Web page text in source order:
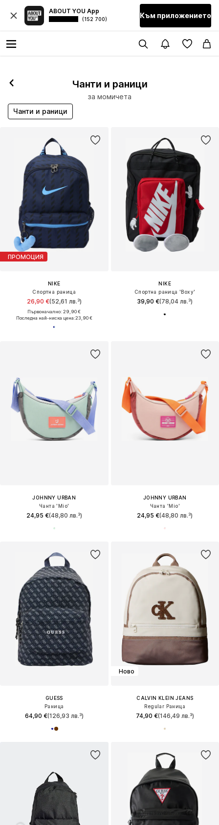
ABOUT YOU App
(152 700) Към приложението
Чанти и раници
за момичета
Чанти и раници
ПРОМОЦИЯ
NIKE
Спортна раница
26,90 €(52,61 лв.³)
Първоначално: 29,90 €
Последна най-ниска цена:23,90 €
NIKE
Спортна раница 'Boxy'
39,90 €(78,04 лв.³)
JOHNNY URBAN
Чанта 'Mio'
24,95 €(48,80 лв.³)
JOHNNY URBAN
Чанта 'Mio'
24,95 €(48,80 лв.³)
GUESS
Раница
64,90 €(126,93 лв.³)
Ново
CALVIN KLEIN JEANS
Regular Раница
74,90 €(146,49 лв.³)